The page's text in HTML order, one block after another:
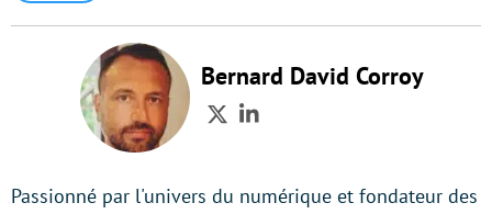
Bernard David Corroy
TwitterLinkedIn
Passionné par l'univers du numérique et fondateur des